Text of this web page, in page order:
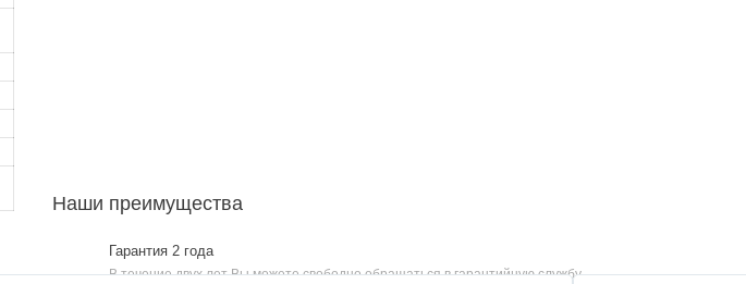
Наши преимущества
Гарантия 2 года
В течение двух лет Вы можете свободно обращаться в гарантийную службу.